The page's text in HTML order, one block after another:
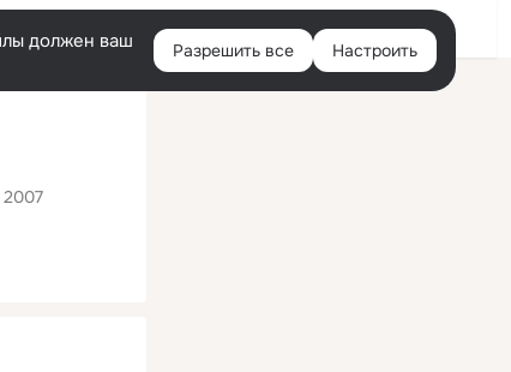
Войти
должен ваш
Разрешить все Настроить
2007